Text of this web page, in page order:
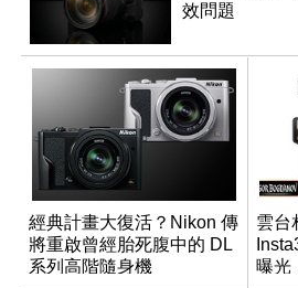
效問題
經典計畫大復活？Nikon 傳
將重啟曾經胎死腹中的 DL
系列高階隨身機
雲台
曝光